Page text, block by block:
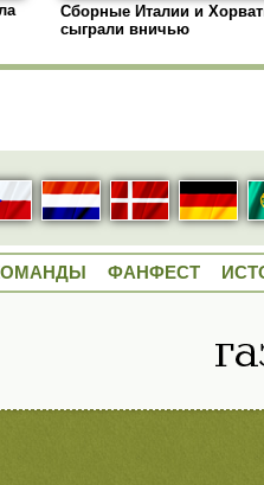
Сборные Италии и
сыграли вничью
ФАНФЕСТ